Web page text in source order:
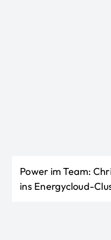
Power im Team:
ins Energycloud-